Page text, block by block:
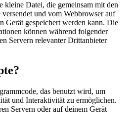
kleine Datei, die gemeinsam mit den
versendet und vom Webbrowser auf
Gerät gespeichert werden kann. Die
können während folgender
Servern relevanter Drittanbieter
das benutzt wird, um
und Interaktivität zu ermöglichen.
Servern oder auf deinem Gerät